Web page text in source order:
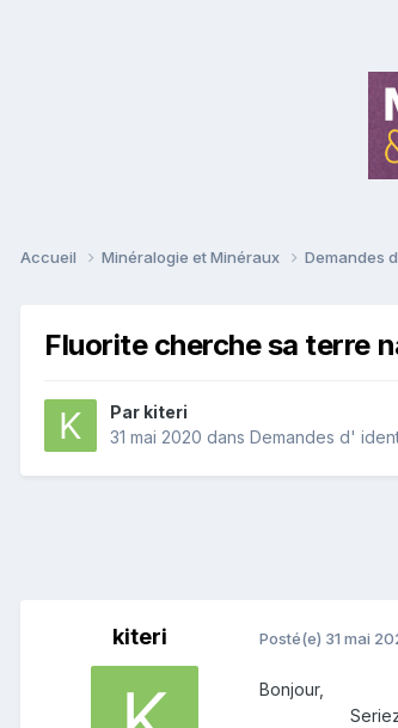
Accueil Minéralogie et Minéraux Demandes
Fluorite cherche sa terre
Par kiteri
31 mai 2020 dans Demandes d'
kiteri Posté(e) 31 mai
Bonjour,
Seriez vous